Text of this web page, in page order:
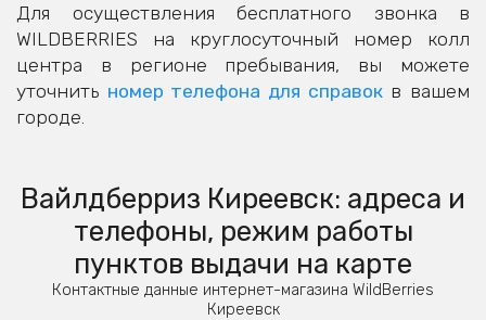
Для осуществления бесплатного звонка в
WILDBERRIES на круглосуточный номер колл
центра в регионе пребывания, вы можете
уточнить номер телефона для справокв вашем
городе.
Вайлдберриз Киреевск: адреса и
телефоны, режим работы
пунктов выдачи на карте
Контактные данные интернет-магазина WildBerries
Киреевск